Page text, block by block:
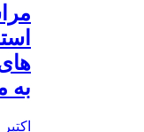
به
اکتبر 16, 2019